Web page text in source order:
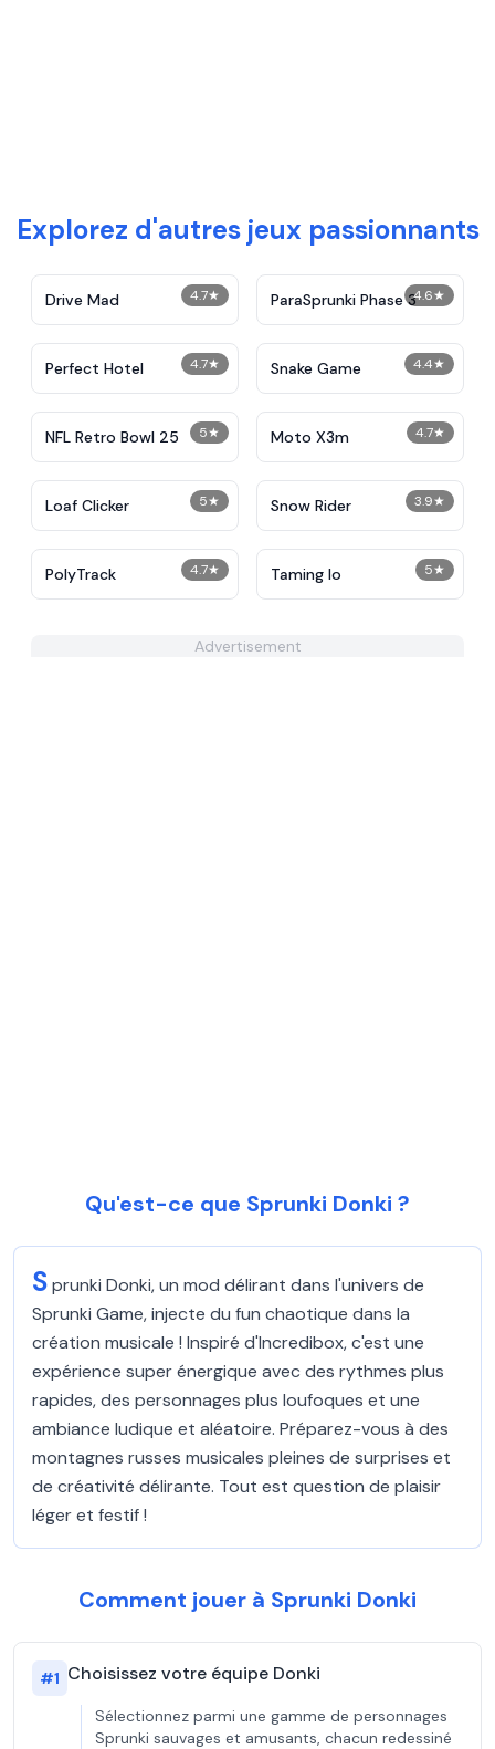
Explorez d'autres jeux passionnants
4.7★
Drive Mad 4.6★
ParaSprunki Phase 3
4.7★
Perfect Hotel 4.4★
Snake Game
5★
NFL Retro Bowl 25 4.7★
Moto X3m
5★
Loaf Clicker 3.9★
Snow Rider
4.7★
PolyTrack 5★
Taming Io
Advertisement
Qu'est-ce que Sprunki Donki ?
Sprunki Donki, un mod délirant dans l'univers de
Sprunki Game, injecte du fun chaotique dans la
création musicale ! Inspiré d'Incredibox, c'est une
expérience super énergique avec des rythmes plus
rapides, des personnages plus loufoques et une
ambiance ludique et aléatoire. Préparez-vous à des
montagnes russes musicales pleines de surprises et
de créativité délirante. Tout est question de plaisir
léger et festif !
Comment jouer à Sprunki Donki
#1 Choisissez votre équipe Donki
Sélectionnez parmi une gamme de personnages
Sprunki sauvages et amusants, chacun redessiné